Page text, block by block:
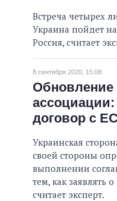
Встреча четырех
Украина пойдет
Россия, считает
8 сентября 2020, 15:08
Обновление
договор с ЕС
Украинская
своей стороны
выполнении
тем, как заявлять
считает эксперт.